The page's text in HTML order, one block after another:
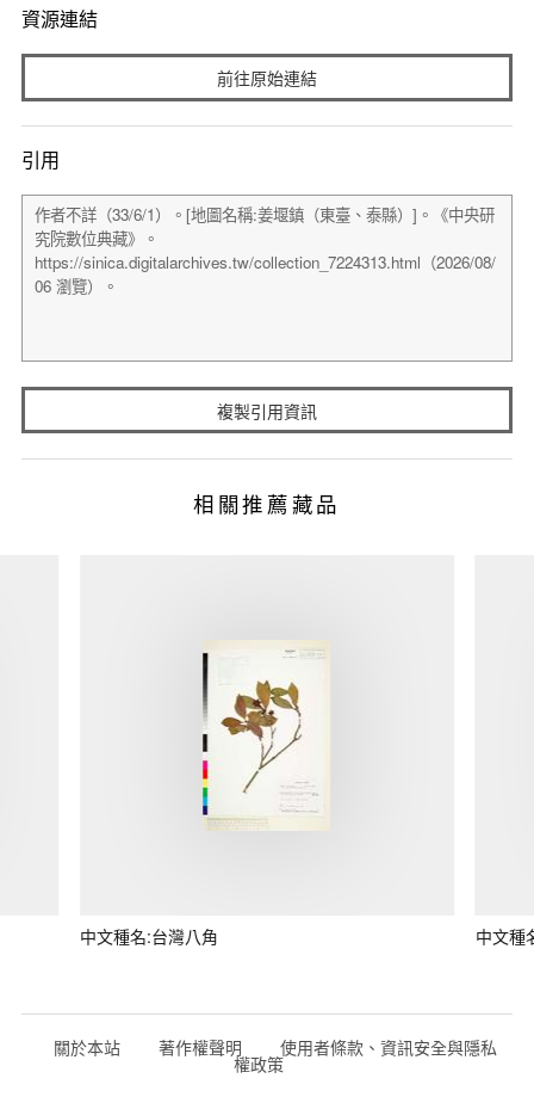
資源連結
前往原始連結
引用
複製引用資訊
相關推薦藏品
中文種名:台灣八角 中文種
關於本站 著作權聲明 使用者條款、資訊安全與隱私
權政策